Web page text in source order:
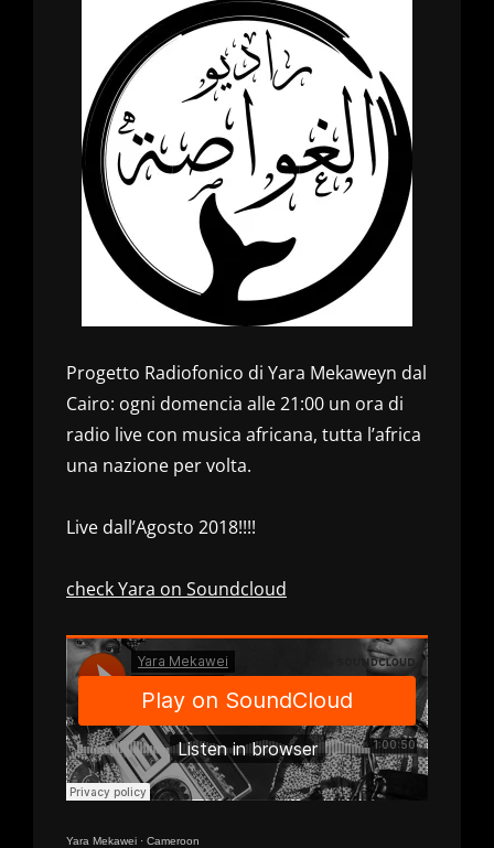
Progetto Radiofonico di Yara Mekaweyn dal
Cairo: ogni domencia alle 21:00 un ora di
radio live con musica africana, tutta l’africa
una nazione per volta.
Live dall’Agosto 2018!!!!
check Yara on Soundcloud
Yara Mekawei · Cameroon